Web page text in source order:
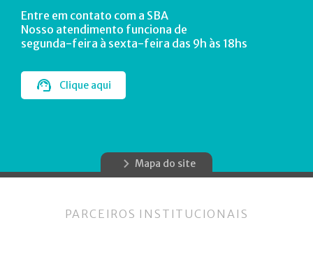
Entre em contato com a SBA
Nosso atendimento funciona de
segunda-feira à sexta-feira das 9h às 18hs
Clique aqui
Mapa do site
PARCEIROS INSTITUCIONAIS